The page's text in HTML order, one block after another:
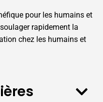
pour les humains et
rapidement la
chez les humains et